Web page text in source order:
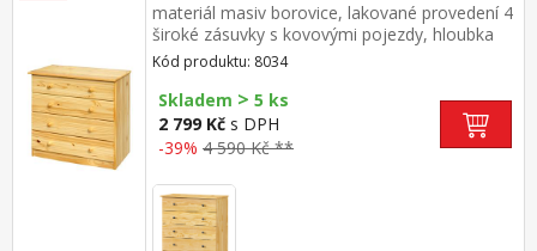
materiál masiv borovice, lakované provedení 4
široké zásuvky s kovovými pojezdy, hloubka
zásuvky 32,5 cm
Kód produktu: 8034
Skladem > 5 ks
2 799 Kč s DPH
-39% 4 590 Kč **